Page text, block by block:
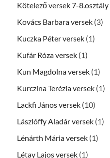
Kötelező versek 7-8.osztály
Kovács Barbara versek (3)
Kuczka Péter versek (1)
Kufár Róza versek (1)
Kun Magdolna versek (1)
Kurczina Terézia versek (1)
Lackfi János versek (10)
Lászlóffy Aladár versek (1)
Lénárth Mária versek (1)
Létay Lajos versek (1)